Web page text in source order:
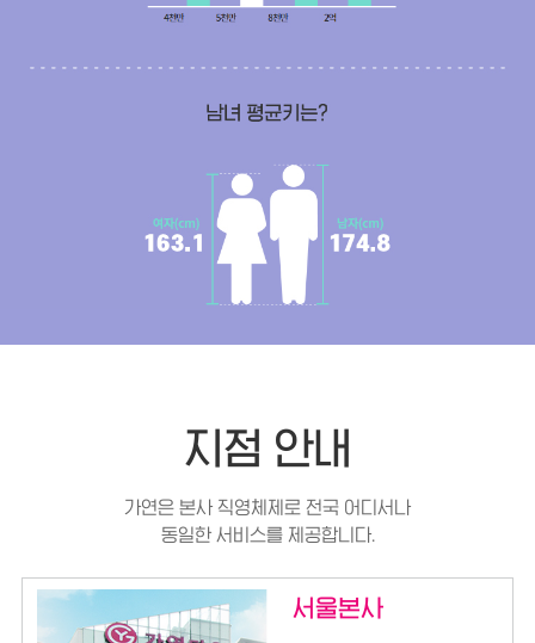
지점 안내
가연은 본사 직영체제로 전국 어디서나
동일한 서비스를 제공합니다.
서울본사